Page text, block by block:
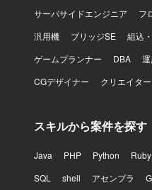
サーバサイドエンジニア フ
汎用機
ブリッジSE 組込
ゲームプランナー
DBA
CGデザイナー
クリエイター
スキルから案件を探す
Java PHP Python Ruby
SQL
shell アセンブラ